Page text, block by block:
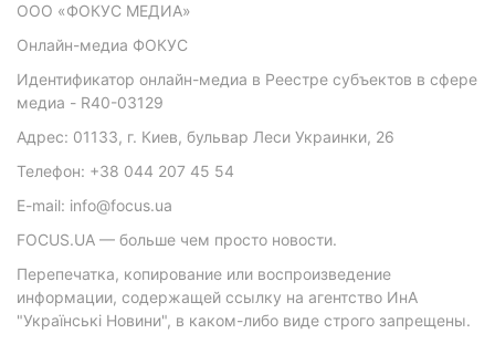
ООО «ФОКУС МЕДИА»
Онлайн-медиа ФОКУС
Идентификатор онлайн-медиа в Реестре субъектов в сфере
медиа - R40-03129
Адрес: 01133, г. Киев, бульвар Леси Украинки, 26
Телефон: +38 044 207 45 54
E-mail: info@focus.ua
FOCUS.UA — больше чем просто новости.
Перепечатка, копирование или воспроизведение
информации, содержащей ссылку на агентство ИнА
"Українські Новини", в каком-либо виде строго запрещены.